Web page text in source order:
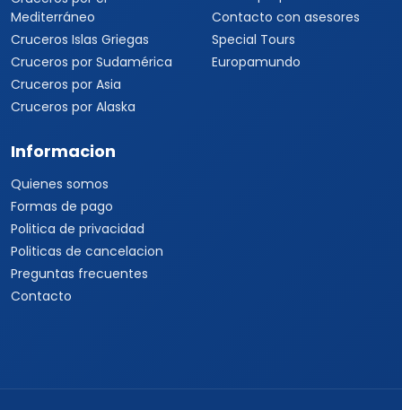
Viajes a Tailandia
Viajes a India
Cruceros
Todos los Cruceros
Cruceros por el
Mediterráneo
Cruceros Islas Griegas
Cruceros por Sudamérica
Cruceros por Asia
Cruceros por Alaska
Marcas y buscador
Informacion
Politica de privacidad